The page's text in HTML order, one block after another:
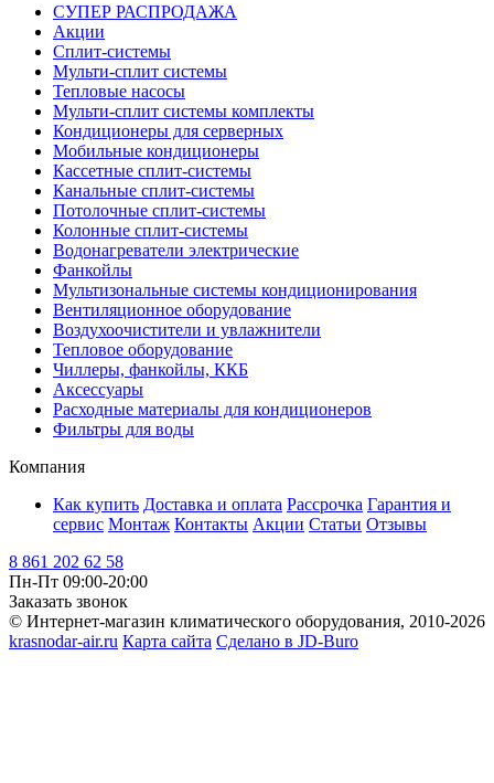
СУПЕР РАСПРОДАЖА
Акции
Сплит-системы
Мульти-сплит системы
Тепловые насосы
Мульти-сплит системы комплекты
Кондиционеры для серверных
Мобильные кондиционеры
Кассетные сплит-системы
Канальные сплит-системы
Потолочные сплит-системы
Колонные сплит-системы
Водонагреватели электрические
Фанкойлы
Мультизональные системы кондиционирования
Вентиляционное оборудование
Воздухоочистители и увлажнители
Тепловое оборудование
Чиллеры, фанкойлы, ККБ
Аксессуары
Расходные материалы для кондиционеров
Фильтры для воды
Компания
Как купить Доставка и оплата Рассрочка Гарантия и
сервис Монтаж Контакты Акции Статьи Отзывы
8 861 202 62 58
Пн-Пт 09:00-20:00
Заказать звонок
© Интернет-магазин климатического оборудования, 2010-2026
krasnodar-air.ru Карта сайта Сделано в JD-Buro